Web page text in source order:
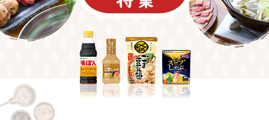
商品情報
商品カテゴリ
調味酢
キャンペーン情報